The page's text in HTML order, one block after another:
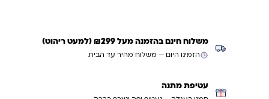
משלוח חינם בהזמנה מעל ₪299 (למעט ריהוט)
הזמינו היום — משלוח מהיר עד הבית
עטיפת מתנה